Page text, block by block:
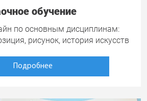
обучение
по основным дисциплинам:
рисунок, история искусств
Подробнее